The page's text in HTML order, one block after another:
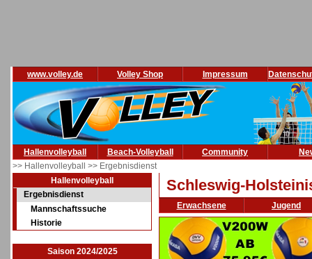
www.volley.de Volley Shop Impressum
Hallenvolleyball Beach-Volleyball Community
>> Hallenvolleyball >> Ergebnisdienst
Hallenvolleyball
Ergebnisdienst
Mannschaftssuche
Historie
Saison 2024/2025
Schleswig-
Erwachsene Jugend